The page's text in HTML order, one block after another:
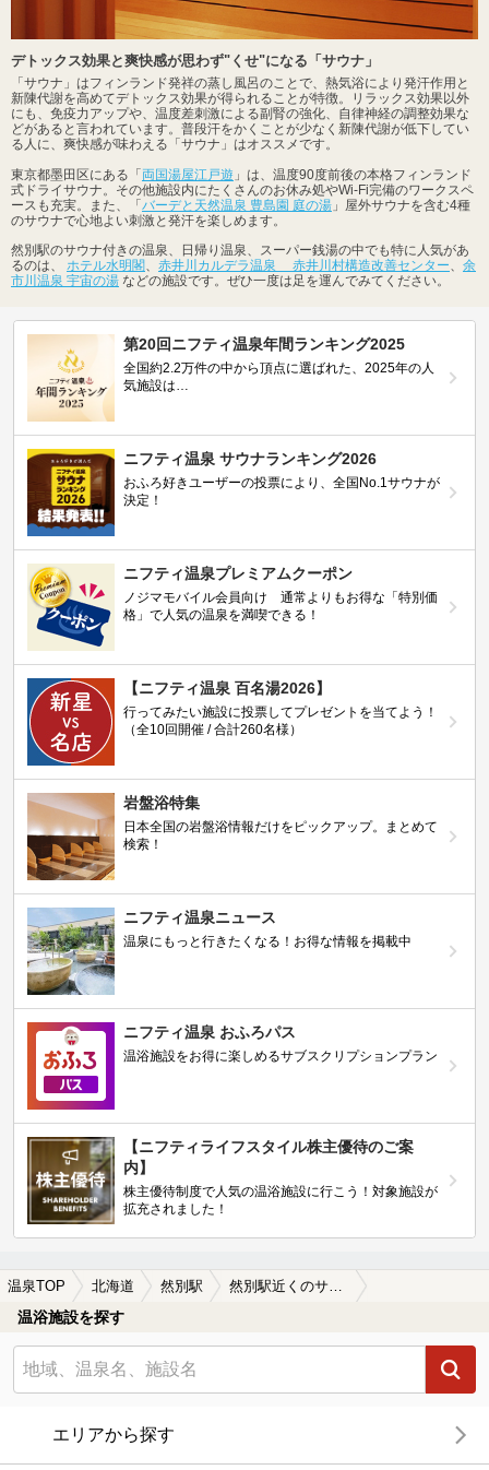
デトックス効果と爽快感が思わず"くせ"になる「サウナ」
「サウナ」はフィンランド発祥の蒸し風呂のことで、熱気浴により発汗作用と
新陳代謝を高めてデトックス効果が得られることが特徴。リラックス効果以外
にも、免疫力アップや、温度差刺激による副腎の強化、自律神経の調整効果な
どがあると言われています。普段汗をかくことが少なく新陳代謝が低下してい
る人に、爽快感が味わえる「サウナ」はオススメです。
東京都墨田区にある「両国湯屋江戸遊 」は、温度90度前後の本格フィンランド
式ドライサウナ。その他施設内にたくさんのお休み処やWi-Fi完備のワークスペ
ースも充実。また、「バーデと天然温泉 豊島園 庭の湯 」屋外サウナを含む4種
のサウナで心地よい刺激と発汗を楽しめます。
然別駅のサウナ付きの温泉、日帰り温泉、スーパー銭湯の中でも特に人気があ
るのは、 ホテル水明閣、 赤井川カルデラ温泉 赤井川村構造改善センター、 余
市川温泉 宇宙の湯 などの施設です。ぜひ一度は足を運んでみてください。
第20回ニフティ温泉年間ランキング2025
全国約2.2万件の中から頂点に選ばれた、2025年の人
気施設は…
ニフティ温泉 サウナランキング2026
おふろ好きユーザーの投票により、全国No.1サウナが
決定！
ニフティ温泉プレミアムクーポン
ノジマモバイル会員向け 通常よりもお得な「特別価
格」で人気の温泉を満喫できる！
【ニフティ温泉 百名湯2026】
行ってみたい施設に投票してプレゼントを当てよう！
（全10回開催 / 合計260名様）
岩盤浴特集
日本全国の岩盤浴情報だけをピックアップ。まとめて
検索！
ニフティ温泉ニュース
温泉にもっと行きたくなる！お得な情報を掲載中
ニフティ温泉 おふろパス
温浴施設をお得に楽しめるサブスクリプションプラン
【ニフティライフスタイル株主優待のご案
内】
株主優待制度で人気の温浴施設に行こう！対象施設が
拡充されました！
温泉TOP 北海道 然別駅 然別駅近くのサウナ施設おすすめ(2026年版)
温浴施設を探す
エリアから探す